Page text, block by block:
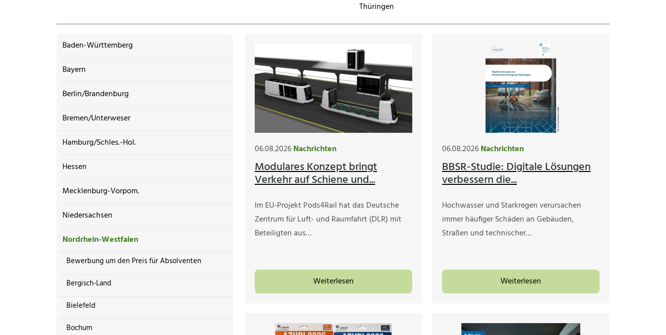
Thüringen
Baden-Württemberg
Bayern
Berlin/Brandenburg
Bremen/Unterweser
Hamburg/Schles.-Hol.
Hessen
Mecklenburg-Vorpom.
Niedersachsen
Nordrhein-Westfalen
Bewerbung um den Preis für Absolventen
Bergisch-Land
Bielefeld
Bochum
06.08.2026Nachrichten
Modulares Konzept bringt
Verkehr auf Schiene und...
Im EU-Projekt Pods4Rail hat das Deutsche
Zentrum für Luft- und Raumfahrt (DLR) mit
Beteiligten aus…
Weiterlesen
06.08.2026Nachrichten
BBSR-Studie: Digitale Lösungen
verbessern die...
Hochwasser und Starkregen verursachen
immer häufiger Schäden an Gebäuden,
Straßen und technischer…
Weiterlesen